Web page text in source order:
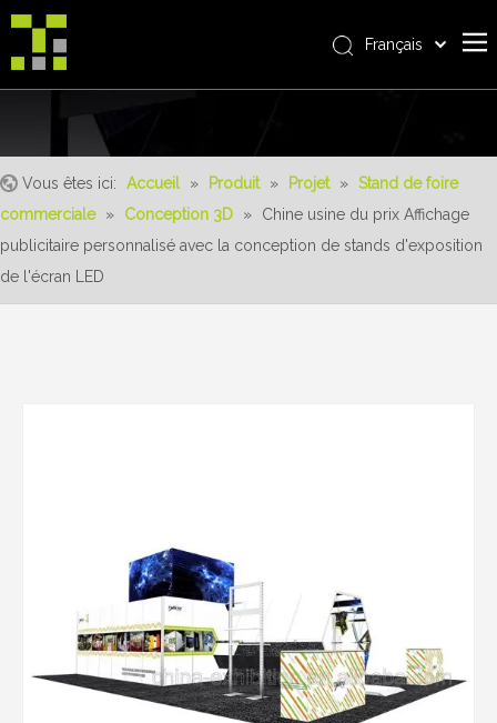
À propos de nous
Produit
Un service
Français
Vous êtes ici: Accueil » Produit » Projet » Stand de foire
commerciale
» Conception 3D »
Chine usine du prix Affichage
publicitaire personnalisé avec la conception de stands d'exposition
de l'écran LED